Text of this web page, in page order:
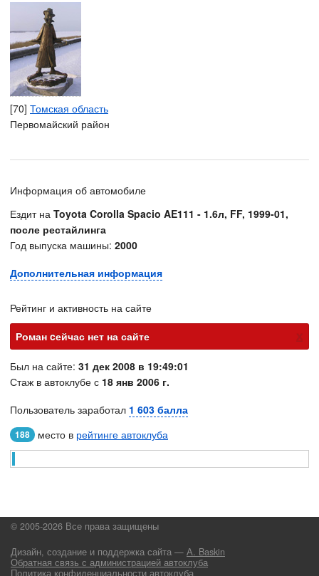
[70] Томская область
Первомайский район
Информация об автомобиле
Ездит на Toyota Corolla Spacio AE111 - 1.6л, FF, 1999-01,
после рестайлинга
Год выпуска машины: 2000
Дополнительная информация
Рейтинг и активность на сайте
Роман cейчас нет на сайте
х
Был на сайте: 31 дек 2008 в 19:49:01
Стаж в автоклубе с 18 янв 2006 г.
Пользователь заработал 1 603 балла
188 место в рейтинге автоклуба
© 2005-2026 Все права защищены
Дизайн, создание и поддержка сайта — А. Baskin
Обратная связь с администрацией автоклуба
Политика конфиденциальности автоклуба